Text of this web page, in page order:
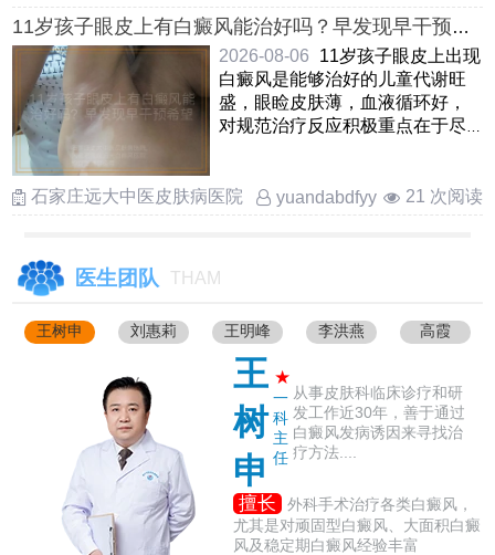
11岁孩子眼皮上有白癜风能治好吗？早发现早干预希
望大
2026-08-06
11岁孩子眼皮上出现
白癜风是能够治好的儿童代谢旺
盛，眼睑皮肤薄，血液循环好，
对规范治疗反应积极重点在于尽
石家庄远大中医皮肤病医院
yuandabdfyy 21 次阅读
医生团队 THAM
王树申 刘惠莉 王明峰 李洪燕 高霞
王
树
申
★
一
科
主
任
从事皮肤科临床诊疗和研
发工作近30年，善于通过
白癜风发病诱因来寻找治
疗方法....
擅长
外科手术治疗各类白癜风，
尤其是对顽固型白癜风、大面积白癜
风及稳定期白癜风经验丰富